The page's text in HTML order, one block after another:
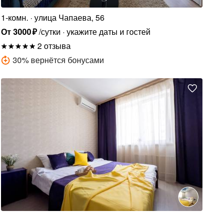
1-комн. улица Чапаева, 56
От3000₽/сутки укажите даты и гостей
2 отзыва
30% вернётся бонусами